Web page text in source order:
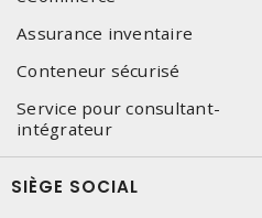
Assurance inventaire
Conteneur sécurisé
Service pour consultant-
intégrateur
SIÈGE SOCIAL